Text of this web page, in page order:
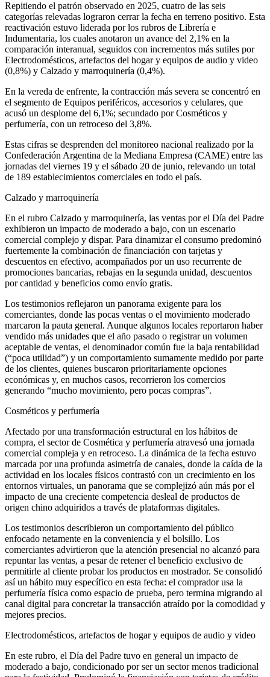
Repitiendo el patrón observado en 2025, cuatro de las seis
categorías relevadas lograron cerrar la fecha en terreno positivo. Esta
reactivación estuvo liderada por los rubros de Librería e
Indumentaria, los cuales anotaron un avance del 2,1% en la
comparación interanual, seguidos con incrementos más sutiles por
Electrodomésticos, artefactos del hogar y equipos de audio y video
(0,8%) y Calzado y marroquinería (0,4%).
En la vereda de enfrente, la contracción más severa se concentró en
el segmento de Equipos periféricos, accesorios y celulares, que
acusó un desplome del 6,1%; secundado por Cosméticos y
perfumería, con un retroceso del 3,8%.
Estas cifras se desprenden del monitoreo nacional realizado por la
Confederación Argentina de la Mediana Empresa (CAME) entre las
jornadas del viernes 19 y el sábado 20 de junio, relevando un total
de 189 establecimientos comerciales en todo el país.
Calzado y marroquinería
En el rubro Calzado y marroquinería, las ventas por el Día del Padre
exhibieron un impacto de moderado a bajo, con un escenario
comercial complejo y dispar. Para dinamizar el consumo predominó
fuertemente la combinación de financiación con tarjetas y
descuentos en efectivo, acompañados por un uso recurrente de
promociones bancarias, rebajas en la segunda unidad, descuentos
por cantidad y beneficios como envío gratis.
Los testimonios reflejaron un panorama exigente para los
comerciantes, donde las pocas ventas o el movimiento moderado
marcaron la pauta general. Aunque algunos locales reportaron haber
vendido más unidades que el año pasado o registrar un volumen
aceptable de ventas, el denominador común fue la baja rentabilidad
(“poca utilidad”) y un comportamiento sumamente medido por parte
de los clientes, quienes buscaron prioritariamente opciones
económicas y, en muchos casos, recorrieron los comercios
generando “mucho movimiento, pero pocas compras”.
Cosméticos y perfumería
Afectado por una transformación estructural en los hábitos de
compra, el sector de Cosmética y perfumería atravesó una jornada
comercial compleja y en retroceso. La dinámica de la fecha estuvo
marcada por una profunda asimetría de canales, donde la caída de la
actividad en los locales físicos contrastó con un crecimiento en los
entornos virtuales, un panorama que se complejizó aún más por el
impacto de una creciente competencia desleal de productos de
origen chino adquiridos a través de plataformas digitales.
Los testimonios describieron un comportamiento del público
enfocado netamente en la conveniencia y el bolsillo. Los
comerciantes advirtieron que la atención presencial no alcanzó para
repuntar las ventas, a pesar de retener el beneficio exclusivo de
permitirle al cliente probar los productos en mostrador. Se consolidó
así un hábito muy específico en esta fecha: el comprador usa la
perfumería física como espacio de prueba, pero termina migrando al
canal digital para concretar la transacción atraído por la comodidad y
mejores precios.
Electrodomésticos, artefactos de hogar y equipos de audio y video
En este rubro, el Día del Padre tuvo en general un impacto de
moderado a bajo, condicionado por ser un sector menos tradicional